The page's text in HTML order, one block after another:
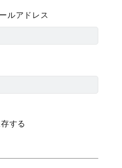
ルアドレス
する